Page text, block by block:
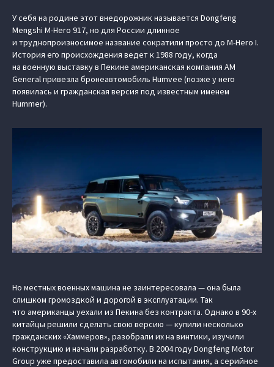
У себя на родине этот внедорожник называется Dongfeng
Mengshi M-Hero 917, но для России длинное
и труднопроизносимое название сократили просто до M-Hero I.
История его происхождения ведет к 1988 году, когда
на военную выставку в Пекине американская компания AM
General привезла бронеавтомобиль Humvee (позже у него
появилась и гражданская версия под известным именем
Hummer).
Но местных военных машина не заинтересовала — она была
слишком громоздкой и дорогой в эксплуатации. Так
что американцы уехали из Пекина без контракта. Однако в 90-х
китайцы решили сделать свою версию — купили несколько
гражданских «Хаммеров», разобрали их на винтики, изучили
конструкцию и начали разработку. В 2004 году Dongfeng Motor
Group уже предоставила автомобили на испытания, а серийное